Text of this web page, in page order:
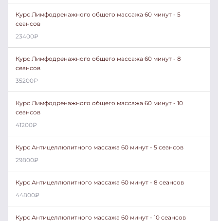
Курс Лимфодренажного общего массажа 60 минут - 5
сеансов
23400₽
Курс Лимфодренажного общего массажа 60 минут - 8
сеансов
35200₽
Курс Лимфодренажного общего массажа 60 минут - 10
сеансов
41200₽
Курс Антицеллюлитного массажа 60 минут - 5 сеансов
29800₽
Курс Антицеллюлитного массажа 60 минут - 8 сеансов
44800₽
Курс Антицеллюлитного массажа 60 минут - 10 сеансов